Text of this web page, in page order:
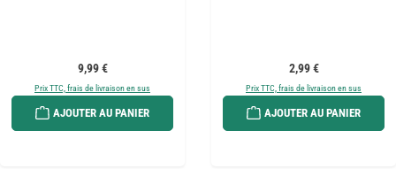
Prix régulier :
9,99 €
Prix TTC, frais de livraison en sus
AJOUTER AU PANIER
Prix régulier :
2,99 €
Prix TTC, frais de livraison en sus
AJOUTER AU PANIER